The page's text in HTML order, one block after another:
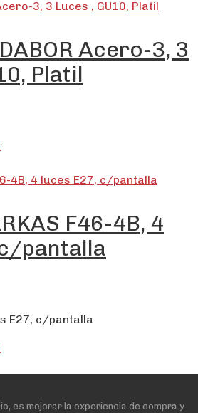
DABOR Acero-3, 3
Platil
F46-4B, 4
pantalla
E27, c/pantalla
es mejorar la experiencia de compra y